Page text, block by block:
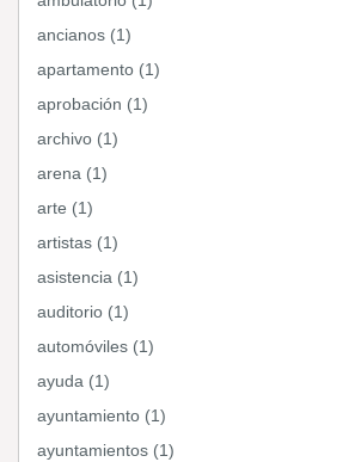
ancianos (1)
apartamento (1)
aprobación (1)
archivo (1)
arena (1)
arte (1)
artistas (1)
asistencia (1)
auditorio (1)
automóviles (1)
ayuda (1)
ayuntamiento (1)
ayuntamientos (1)